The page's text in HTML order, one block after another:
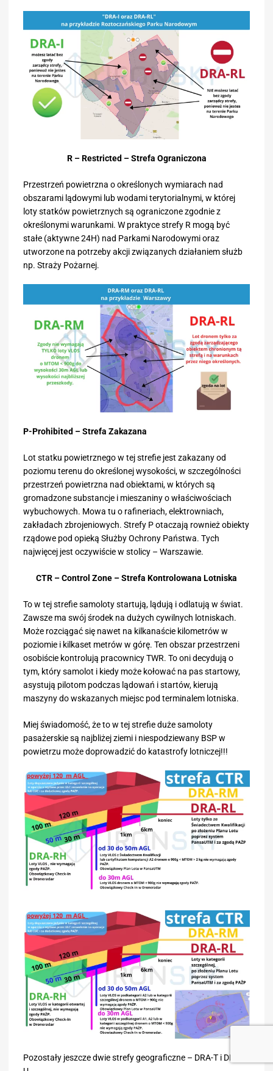
R – Restricted – Strefa Ograniczona
Przestrzeń powietrzna o określonych wymiarach nad
obszarami lądowymi lub wodami terytorialnymi, w której
loty statków powietrznych są ograniczone zgodnie z
określonymi warunkami. W praktyce strefy R mogą być
stałe (aktywne 24H) nad Parkami Narodowymi oraz
utworzone na potrzeby akcji związanych działaniem służb
np. Straży Pożarnej.
P-Prohibited – Strefa Zakazana
Lot statku powietrznego w tej strefie jest zakazany od
poziomu terenu do określonej wysokości, w szczególności
przestrzeń powietrzna nad obiektami, w których są
gromadzone substancje i mieszaniny o właściwościach
wybuchowych. Mowa tu o rafineriach, elektrowniach,
zakładach zbrojeniowych. Strefy P otaczają rownież obiekty
rządowe pod opieką Służby Ochrony Państwa. Tych
najwięcej jest oczywiście w stolicy – Warszawie.
CTR – Control Zone – Strefa Kontrolowana Lotniska
To w tej strefie samoloty startują, lądują i odlatują w świat.
Zawsze ma swój środek na dużych cywilnych lotniskach.
Może rozciągać się nawet na kilkanaście kilometrów w
poziomie i kilkaset metrów w górę. Ten obszar przestrzeni
osobiście kontrolują pracownicy TWR. To oni decydują o
tym, który samolot i kiedy może kołować na pas startowy,
asystują pilotom podczas lądowań i startów, kierują
maszyny do wskazanych miejsc pod terminalem lotniska.
Miej świadomość, że to w tej strefie duże samoloty
pasażerskie są najbliżej ziemi i niespodziewany BSP w
powietrzu może doprowadzić do katastrofy lotniczej!!!
Pozostały jeszcze dwie strefy geograficzne – DRA-T i DRA-